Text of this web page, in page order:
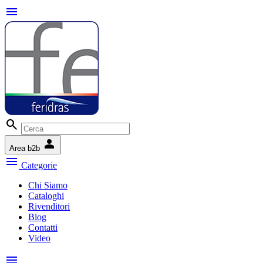
menu
search
Area b2b person
menu Categorie
Chi Siamo
Cataloghi
Rivenditori
Blog
Contatti
Video